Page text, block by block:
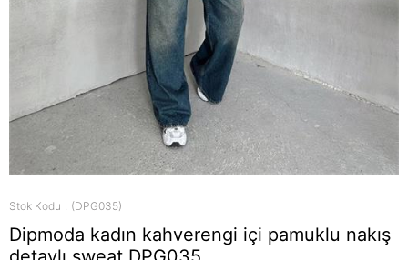
Stok Kodu (DPG035)
Dipmoda kadın kahverengi içi pamuklu nakış